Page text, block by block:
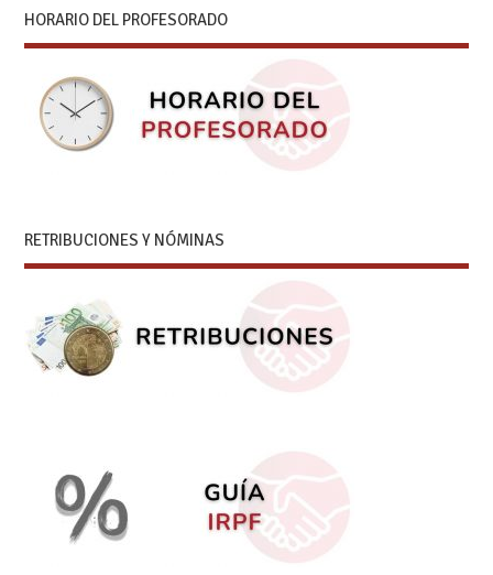
HORARIO DEL PROFESORADO
RETRIBUCIONES Y NÓMINAS